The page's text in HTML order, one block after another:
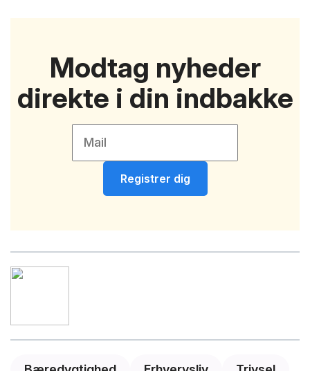
Modtag nyheder
direkte i din indbakke
Registrer dig